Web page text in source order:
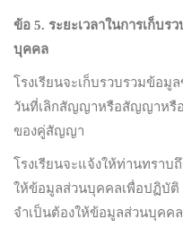
ข้อ 5. ระยะเวลาในการเก็บร
บุคคล
โรงเรียนจะเก็บรวบรวมข้อมู
วันที่เลิกสัญญาหรือสัญญาหรือ
ของคู่สัญญา
โรงเรียนจะแจ้งให้ท่านทรา
ให้ข้อมูลส่วนบุคคลเพื่อปฏิบั
จำเป็นต้องให้ข้อมูลส่วนบุคค